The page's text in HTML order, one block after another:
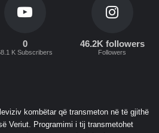
0
K Subscribers
46.2K followers
Followers
kombëtar që transmeton në të gjithë
Veriut. Programimi i tij transmetohet